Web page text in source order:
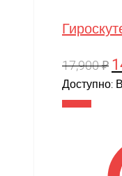
17,900₽
Доступно: